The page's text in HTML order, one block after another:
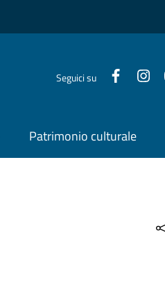
Seguici su
Patrimonio culturale